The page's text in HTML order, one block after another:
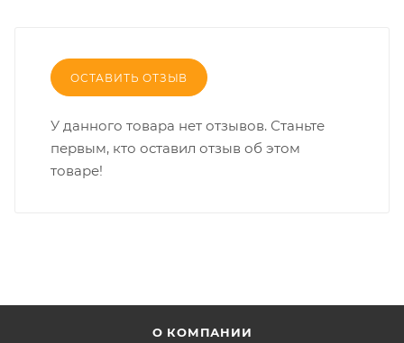
ОСТАВИТЬ ОТЗЫВ
У данного товара нет отзывов. Станьте
первым, кто оставил отзыв об этом
товаре!
О КОМПАНИИ